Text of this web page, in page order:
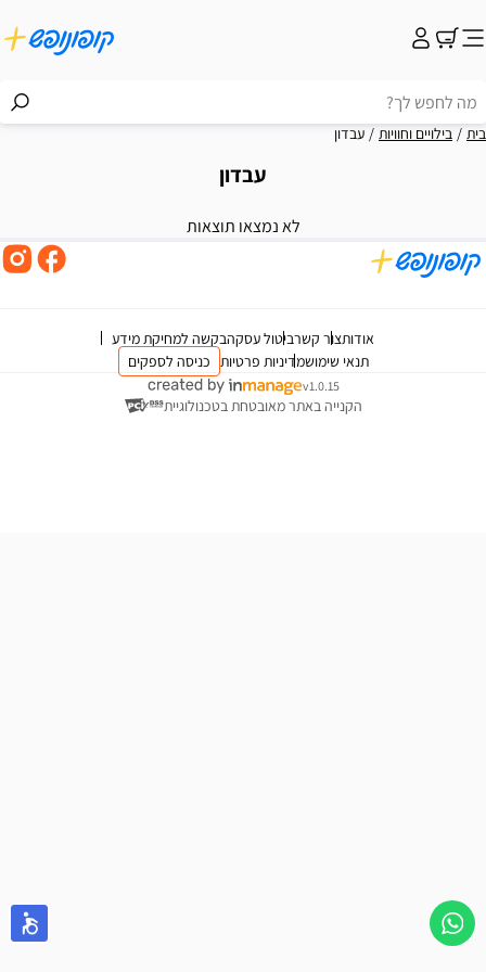
בית בילויים וחוויות עבדון
עבדון
לא נמצאו תוצאות
אודותצור קשרביטול עסקהבקשה למחיקת מידע
תנאי שימושמדיניות פרטיות כניסה לספקים
v1.0.15
הקנייה באתר מאובטחת בטכנולוגיית